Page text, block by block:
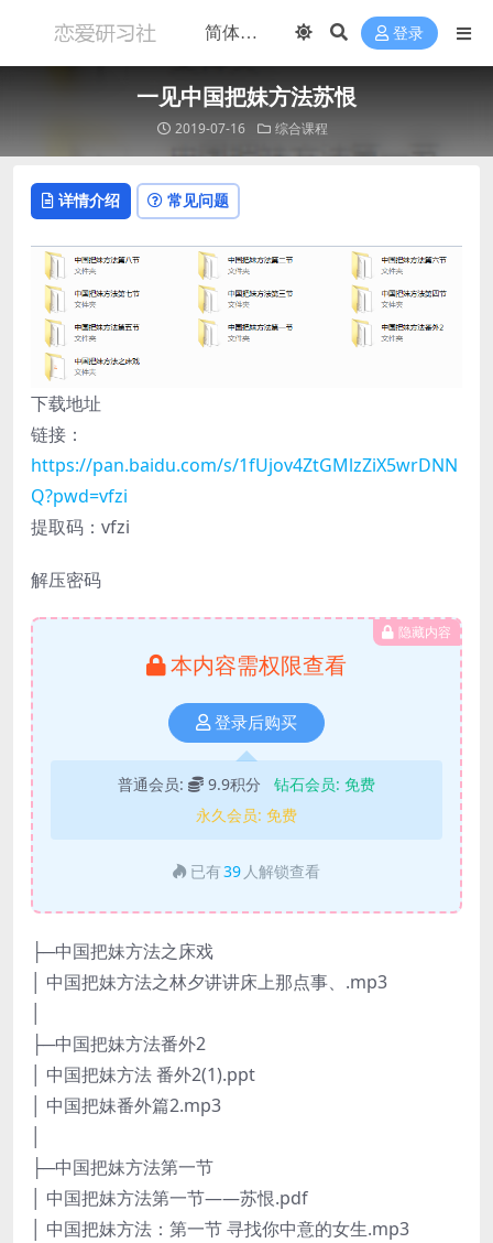
登录
一见中国把妹方法苏恨
2019-07-16 综合课程
详情介绍 常见问题
下载地址
链接：
https://pan.baidu.com/s/1fUjov4ZtGMlzZiX5wrDNN
Q?pwd=vfzi
提取码：vfzi
解压密码
隐藏内容
本内容需权限查看
登录后购买
普通会员: 9.9积分 钻石会员: 免费
永久会员: 免费
已有39 人解锁查看
├─中国把妹方法之床戏
│ 中国把妹方法之林夕讲讲床上那点事、.mp3
├─中国把妹方法番外2
│ 中国把妹方法 番外2(1).ppt
│ 中国把妹番外篇2.mp3
├─中国把妹方法第一节
│ 中国把妹方法第一节——苏恨.pdf
│ 中国把妹方法：第一节 寻找你中意的女生.mp3